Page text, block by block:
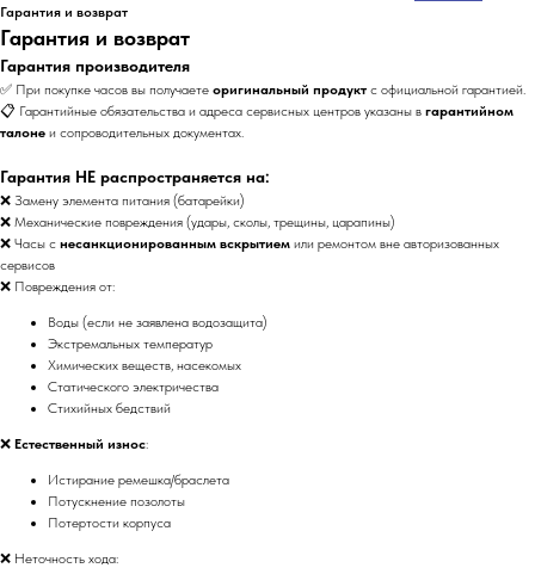
Гарантия и возврат
Гарантия и возврат
Гарантия производителя
✅ При покупке часов вы получаете оригинальный продукт с официальной гарантией.
📋 Гарантийные обязательства и адреса сервисных центров указаны в гарантийном
талоне и сопроводительных документах.
Гарантия НЕ распространяется на:
❌ Замену элемента питания (батарейки)
❌ Механические повреждения (удары, сколы, трещины, царапины)
❌ Часы с несанкционированным вскрытием или ремонтом вне авторизованных
сервисов
❌ Повреждения от:
Воды (если не заявлена водозащита)
Экстремальных температур
Химических веществ, насекомых
Статического электричества
Стихийных бедствий
❌ Естественный износ:
Истирание ремешка/браслета
Потускнение позолоты
Потертости корпуса
❌ Неточность хода: